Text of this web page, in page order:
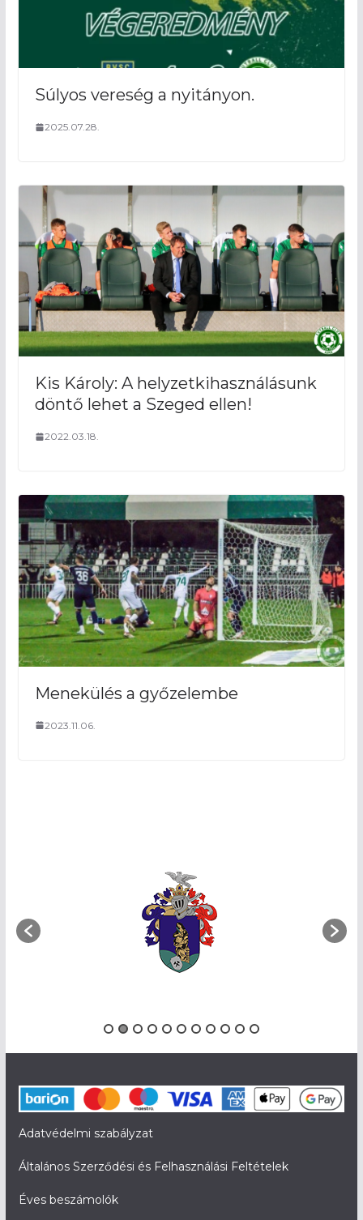
Súlyos vereség a nyitányon.
2025.07.28.
Kis Károly: A helyzetkihasználásunk
döntő lehet a Szeged ellen!
2022.03.18.
Menekülés a győzelembe
2023.11.06.
Adatvédelmi szabályzat
Általános Szerződési és Felhasználási Feltételek
Éves beszámolók